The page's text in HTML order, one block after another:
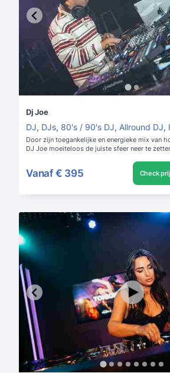
Dj Joe
DJ, DJs, 80's / 90's DJ, Allround DJ,
Door zijn toegankelijke en energieke mix van
DJ Joe moeiteloos de juiste sfeer neer te
Vanaf € 395 Check